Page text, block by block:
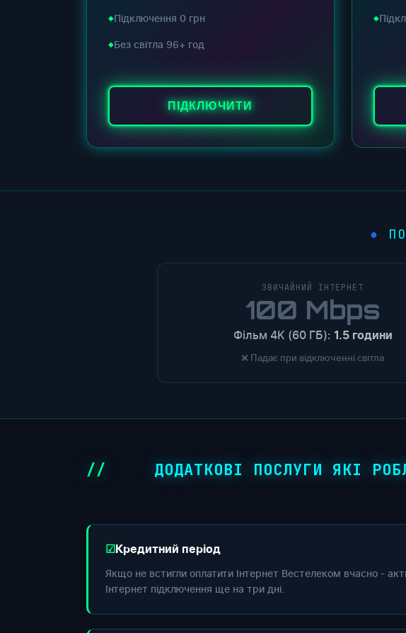
Підключення 0 грн
Без світла 96+ год
ПІДКЛЮЧИТИ
ЗВИЧАЙНИЙ ІНТЕРНЕТ
100 Mbps
Фільм 4K (60 ГБ): 1.5 години
❌ Падає при відключенні світла
ДОДАТКОВІ ПОСЛУГИ ЯКІ
Кредитний період
Якщо не встигли оплатити Інтернет Вестелеком вчасно -
Інтернет підключення ще на три дні.